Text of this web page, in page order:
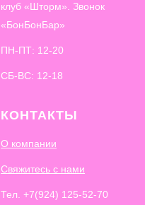
клуб «Шторм». Звонок
«БонБонБар»
ПН-ПТ: 12-20
СБ-ВС: 12-18
КОНТАКТЫ
О компании
Свяжитесь с нами
Тел. +7(924) 125-52-70